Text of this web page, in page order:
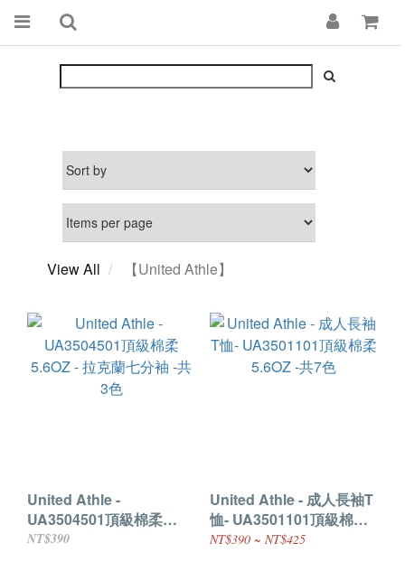
View All 【United Athle】
United Athle -
UA3504501頂級棉柔
5.6OZ - 拉克蘭七分袖 -共
NT$390
United Athle - 成人長袖T
恤- UA3501101頂級棉柔
5.6OZ -共7色
NT$390 ~ NT$425